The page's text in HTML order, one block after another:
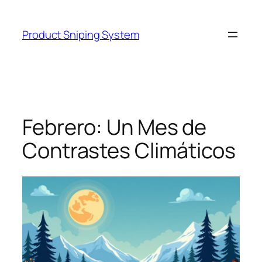
content
Product Sniping System
Febrero: Un Mes de
Contrastes Climáticos